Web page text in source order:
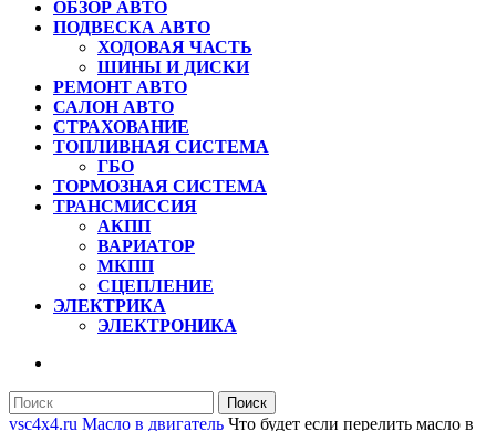
ОБЗОР АВТО
ПОДВЕСКА АВТО
ХОДОВАЯ ЧАСТЬ
ШИНЫ И ДИСКИ
РЕМОНТ АВТО
САЛОН АВТО
СТРАХОВАНИЕ
ТОПЛИВНАЯ СИСТЕМА
ГБО
ТОРМОЗНАЯ СИСТЕМА
ТРАНСМИССИЯ
АКПП
ВАРИАТОР
МКПП
СЦЕПЛЕНИЕ
ЭЛЕКТРИКА
ЭЛЕКТРОНИКА
КНОПКА
Найти:
vsc4x4.ru Масло в двигатель Что будет если перелить масло в